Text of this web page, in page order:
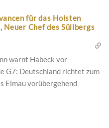
für das Holsten
Chef des Süllbergs
warnt Habeck vor
G7: Deutschland richtet zum
Elmau vorübergehend